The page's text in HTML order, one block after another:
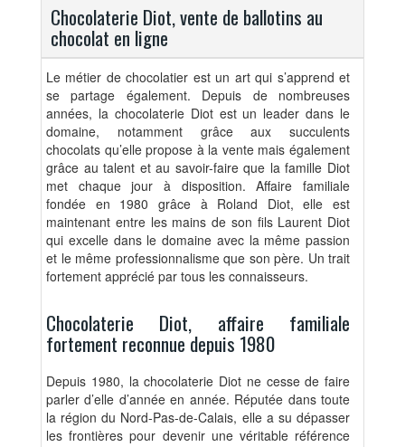
Chocolaterie Diot, vente de ballotins au
chocolat en ligne
Le métier de chocolatier est un art qui s’apprend et
se partage également. Depuis de nombreuses
années, la chocolaterie Diot est un leader dans le
domaine, notamment grâce aux succulents
chocolats qu’elle propose à la ventemais également
grâce au talent et au savoir-faire que la famille Diot
met chaque jour à disposition. Affaire familiale
fondée en 1980 grâce à Roland Diot, elle est
maintenant entre les mains de son fils Laurent Diot
qui excelle dans le domaine avec la même passion
et le même professionnalisme que son père. Un trait
fortement apprécié par tous les connaisseurs.
Chocolaterie Diot, affaire familiale
fortement reconnue depuis 1980
Depuis 1980, la chocolaterie Diot ne cesse de faire
parler d’elle d’année en année. Réputée dans toute
la région du Nord-Pas-de-Calais, elle a su dépasser
les frontières pour devenir une véritable référence